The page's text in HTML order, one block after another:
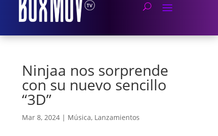
Ninjaa nos sorprende
con su nuevo sencillo
“3D”
Mar 8, 2024| Música, Lanzamientos